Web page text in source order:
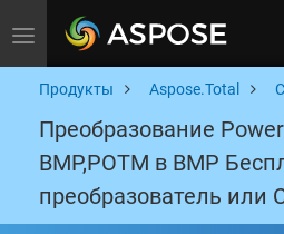
Toggle navigation
Продукты Aspose.Total
Преобразование
BMP,POTM в BMP
преобразователь или